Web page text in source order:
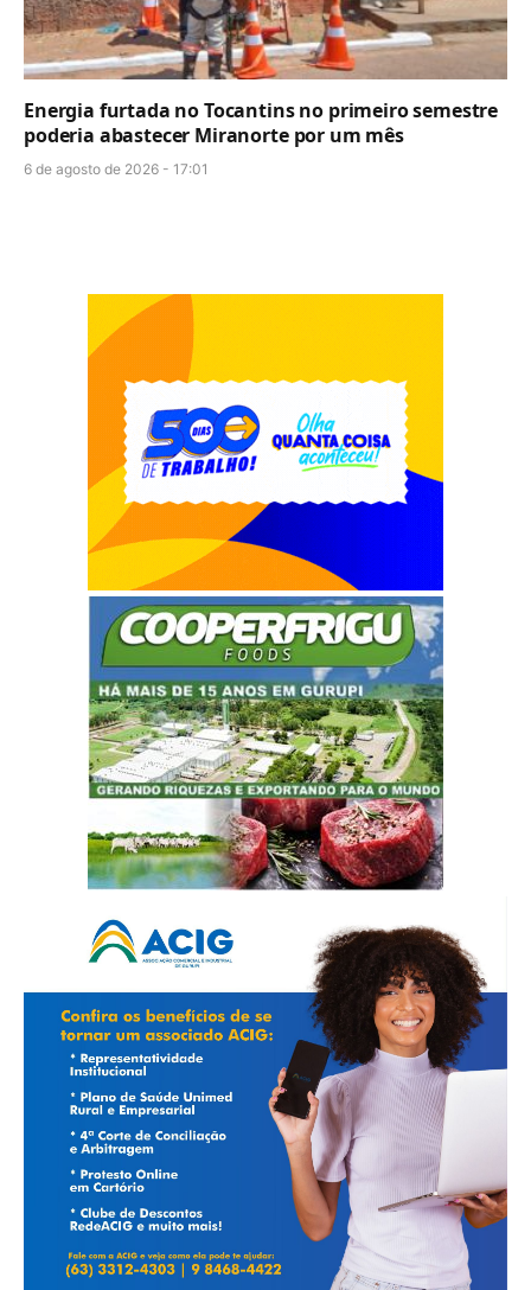
Energia furtada no Tocantins no primeiro semestre
poderia abastecer Miranorte por um mês
6 de agosto de 2026 - 17:01